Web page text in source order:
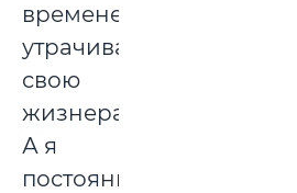
временем
утрачивают
свою
жизнерадостность.
А я
постоянно